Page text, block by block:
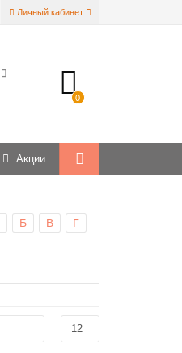
Личный кабинет
0
Акции
Б В
Г